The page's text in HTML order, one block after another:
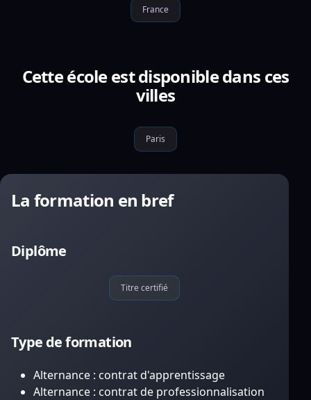
France
Cette école est disponible dans ces
villes
Paris
La formation en bref
Diplôme
Titre certifié
Type de formation
Alternance : contrat d'apprentissage
Alternance : contrat de professionnalisation